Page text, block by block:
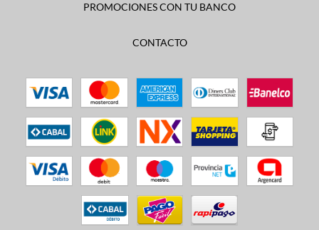
PROMOCIONES CON TU BANCO
CONTACTO